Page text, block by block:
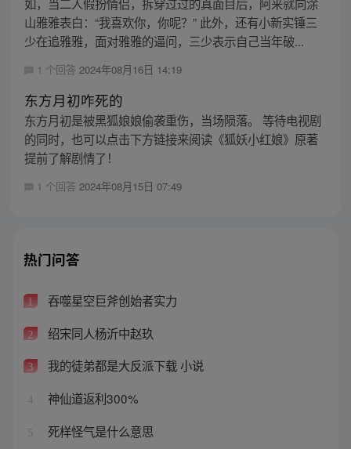
山雅雅表白：“我喜欢你，你呢？” 此外，还有小新实锤三
少在追雅雅，面对雅雅的逼问，三少表示自己当年破...
1 个回答 2024年08月16日 14:19
东方月初咋死的
东方月初是被黑狐娘娘偷袭重伤，当场陨落。 等待电视剧
的同时，也可以点击下方链接来阅读《狐妖小红娘》原著
提前了解剧情了！
1 个回答 2024年08月15日 07:49
热门问答
1 吞噬星空巨斧创始者实力
2 绍宋同人杨沂中赵玖
3 我的徒弟都是大反派下载 小说
4 神仙道返利300%
5 死样怪气是什么意思